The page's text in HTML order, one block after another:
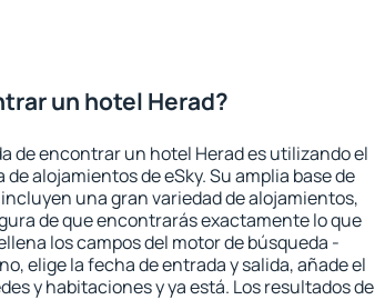
un hotel Herad?
de encontrar un hotel Herad es utilizando el
alojamientos de eSky. Su amplia base de
una gran variedad de alojamientos,
de que encontrarás exactamente lo que
los campos del motor de búsqueda -
elige la fecha de entrada y salida, añade el
y habitaciones y ya está. Los resultados de